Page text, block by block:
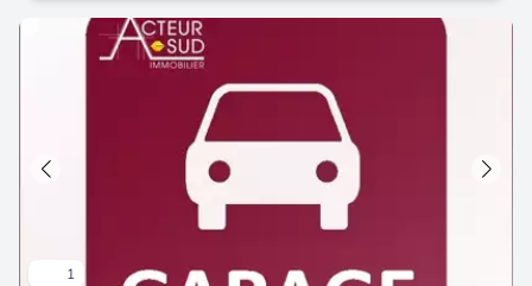
disponibilité : 10 / 07 / 2026 - rue faubourg
boutonnet - acteur sud 04 67 03 03 88.
1